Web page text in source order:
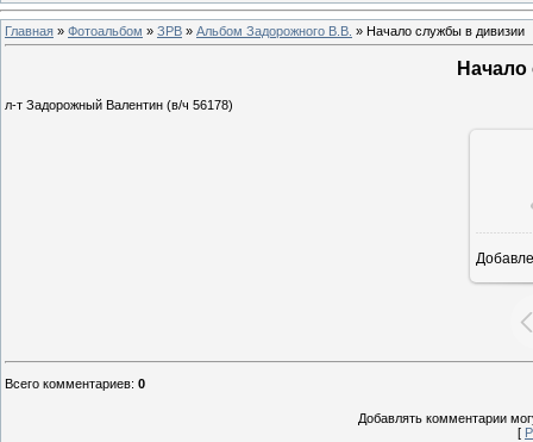
Главная » Фотоальбом » ЗРВ » Альбом Задорожного В.В. » Начало службы в дивизии
л-т Задорожный Валентин (в/ч 56178)
Всего комментариев: 0
Добавлять комментарии
[